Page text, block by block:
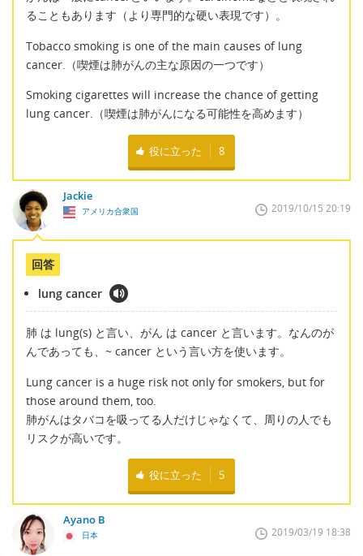
ることもあります（より専門的な硬い表現です）。
Tobacco smoking is one of the main causes of lung
cancer.（喫煙は肺がんの主な原因の一つです）
Smoking cigarettes will increase the chance of getting
lung cancer.（喫煙は肺がんになる可能性を高めます）
役に立った 8
Jackie
アメリカ合衆国 2019/10/15 20:19
回答
lung cancer
肺 は lung(s) と言い、がん は cancer と言います。なんのが
んであっても、~ cancer という言い方を使います。
Lung cancer is a huge risk not only for smokers, but for
those around them, too.
肺がんはタバコを吸ってる人だけじゃなくて、周りの人でも
リスクが高いです。
役に立った 5
Ayano B
日本 2019/03/19 18:38